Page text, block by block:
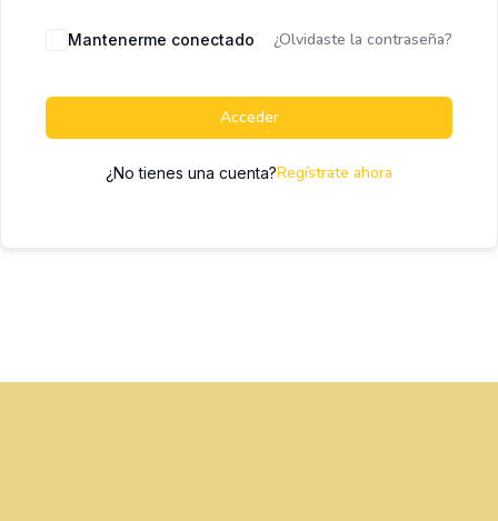
Mantenerme conectado ¿Olvidaste la contraseña?
Acceder
¿No tienes una cuenta?Regístrate ahora